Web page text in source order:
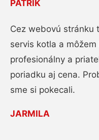
PATRIK
Cez webovú stránku
servis kotla a
profesionálny a
poriadku aj cena.
sme si pokecali.
JARMILA